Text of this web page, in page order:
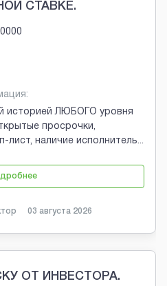
СТАВКЕ.
историей ЛЮБОГО уровня
просрочки,
лист, наличие исполнитель...
03 августа 2026
ОТ ИНВЕСТОРА.